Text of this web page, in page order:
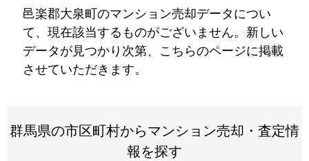
邑楽郡大泉町のマンション売却データについ
て、現在該当するものがございません。新しい
データが見つかり次第、こちらのページに掲載
させていただきます。
群馬県の市区町村からマンション売却・査定情
報を探す